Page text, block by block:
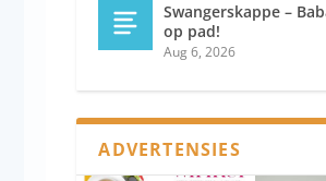
Swangerskappe –
op pad!
Aug 6, 2026
ADVERTENSIES